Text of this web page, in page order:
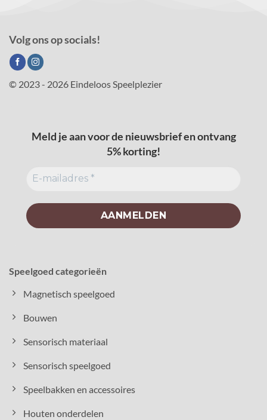
Volg ons op socials!
© 2023 - 2026 Eindeloos Speelplezier
Meld je aan voor de nieuwsbrief en ontvang
5% korting!
Speelgoed categorieën
Magnetisch speelgoed
Bouwen
Sensorisch materiaal
Sensorisch speelgoed
Speelbakken en accessoires
Houten onderdelen